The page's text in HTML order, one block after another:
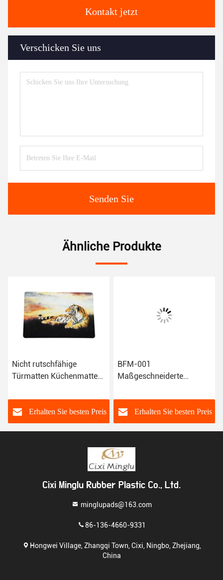
Kontakt jetzt
Verschicken Sie uns
Senden Sie
Ähnliche Produkte
BFM-001
Maßgeschneiderte
Rutschfeste-
Badbodenmatte
Erhalten Sie besten Preis
OEM-Entwurf
Schiebefeste Gummi
Bodenmatten Rezeption
MattenErhalten Sie besten Preis
Cixi Minglu Rubber Plastic Co., Ltd.
minglupads@163.com
86-136-4660-9331
Hongwei Village, Zhangqi Town, Cixi, Ningbo, Zhejiang,
China